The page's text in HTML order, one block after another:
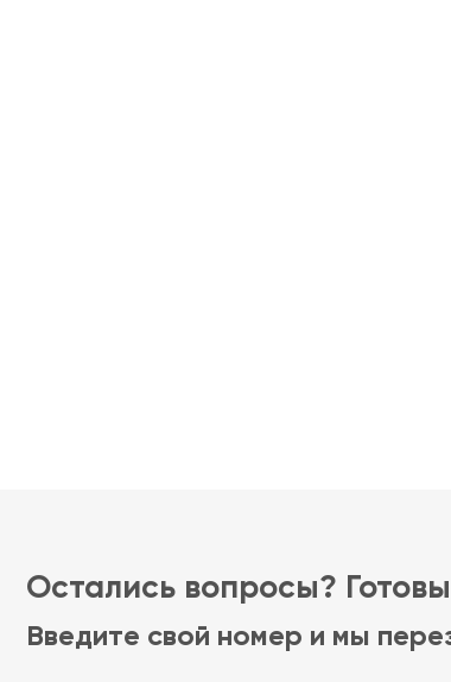
Остались вопросы?
Введите свой номер и мы